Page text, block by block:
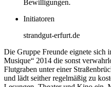
Bewilligungen.
Initiatoren
strandgut-erfurt.de
Die Gruppe Freunde eignete sich
Musique“ 2014 die sonst
Flutgraben unter einer
und lädt seither regelmäßig zu